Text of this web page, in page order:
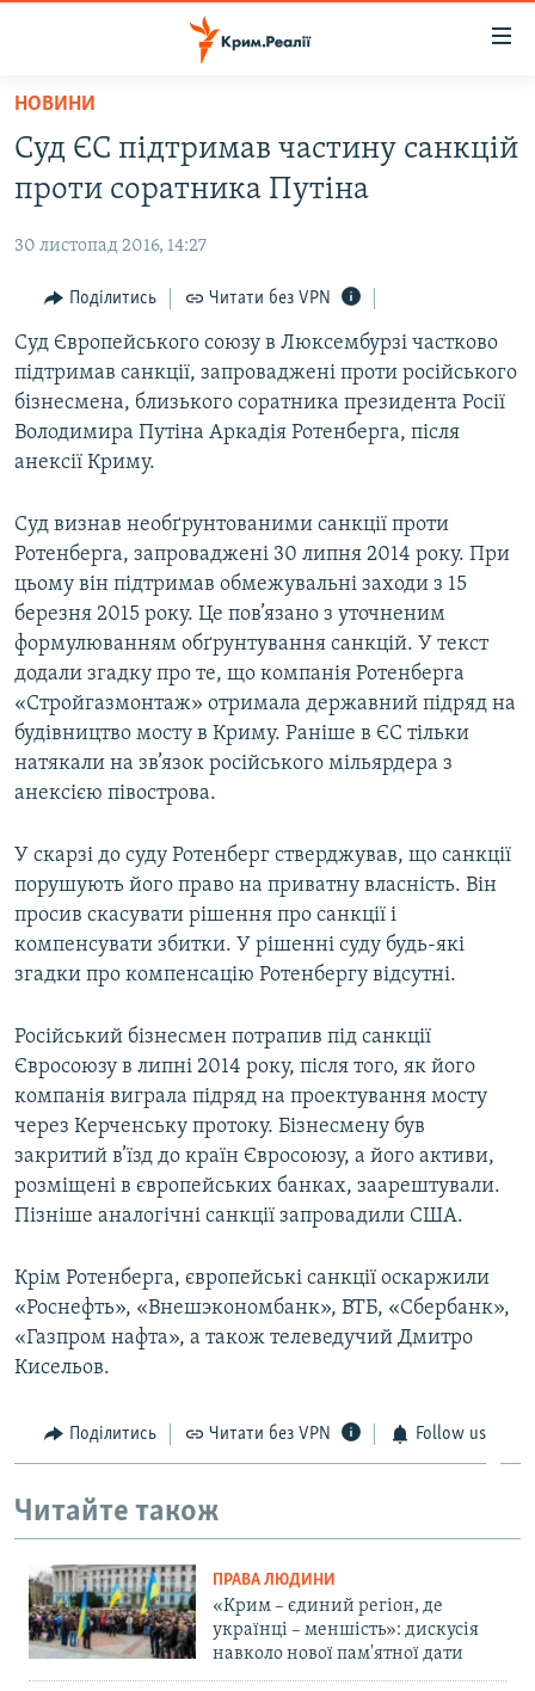
Перейти
основного
матеріалу
Перейти
до
навігації
Перейти
до
пошуку
ВОДА.КРИМ
ВІДЕО ТА ФОТО
ПОЛІТИКА
БЛОГИ
ПОГЛЯД
ІНТЕРВ'Ю
ВСЕ ЗА ДЕНЬ
СПЕЦПРОЕКТИ
ВІДЕОУРОКИ «ELIFBE»
СВІДЧЕННЯ ОКУПАЦІЇ
УКРАЇНСЬКА ПРОБЛЕМА КРИМУ
ІНФОГРАФІКА
ЯК ОБІЙТИ БЛОКУВАННЯ
Русский
Qırımtatar
ДОЛУЧАЙСЯ!
Усі сайти RFE/RL
НОВИНИ
Суд ЄС підтримав частину санкцій
проти соратника Путіна
30 листопад 2016, 14:27
Поділитись Читати без VPN
Суд Європейського союзу в Люксембурзі частково
підтримав санкції, запроваджені проти російського
бізнесмена, близького соратника президента Росії
Володимира Путіна Аркадія Ротенберга, після
анексії Криму.
Суд визнав необґрунтованими санкції проти
Ротенберга, запроваджені 30 липня 2014 року. При
цьому він підтримав обмежувальні заходи з 15
березня 2015 року. Це пов’язано з уточненим
формулюванням обґрунтування санкцій. У текст
додали згадку про те, що компанія Ротенберга
«Стройгазмонтаж» отримала державний підряд на
будівництво мосту в Криму. Раніше в ЄС тільки
натякали на зв’язок російського мільярдера з
анексією півострова.
У скарзі до суду Ротенберг стверджував, що санкції
порушують його право на приватну власність. Він
просив скасувати рішення про санкції і
компенсувати збитки. У рішенні суду будь-які
згадки про компенсацію Ротенбергу відсутні.
Російський бізнесмен потрапив під санкції
Євросоюзу в липні 2014 року, після того, як його
компанія виграла підряд на проектування мосту
через Керченську протоку. Бізнесмену був
закритий в’їзд до країн Євросоюзу, а його активи,
розміщені в європейських банках, заарештували.
Пізніше аналогічні санкції запровадили США.
Крім Ротенберга, європейські санкції оскаржили
«Роснефть», «Внешэкономбанк», ВТБ, «Сбербанк»,
«Газпром нафта», а також телеведучий Дмитро
Кисельов.
Поділитись Читати без VPN Follow us
Читайте також
ПРАВА ЛЮДИНИ
«Крим – єдиний регіон, де
українці – меншість»: дискусія
навколо нової пам'ятної дати